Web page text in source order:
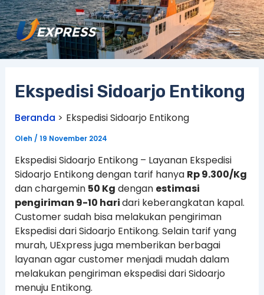
Lewati
ke
konten
Ekspedisi Sidoarjo Entikong
Beranda Ekspedisi Sidoarjo Entikong
Oleh / 19 November 2024
Ekspedisi Sidoarjo Entikong – Layanan Ekspedisi
Sidoarjo Entikong dengan tarif hanya Rp 9.300/Kg
dan chargemin 50 Kg dengan estimasi
pengiriman 9-10 haridari keberangkatan kapal.
Customer sudah bisa melakukan pengiriman
Ekspedisi dari Sidoarjo Entikong. Selain tarif yang
murah, UExpress juga memberikan berbagai
layanan agar customer menjadi mudah dalam
melakukan pengiriman ekspedisi dari Sidoarjo
menuju Entikong.